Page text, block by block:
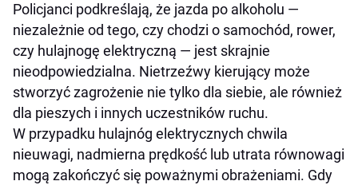
Policjanci podkreślają, że jazda po alkoholu —
niezależnie od tego, czy chodzi o samochód, rower,
czy hulajnogę elektryczną — jest skrajnie
nieodpowiedzialna. Nietrzeźwy kierujący może
stworzyć zagrożenie nie tylko dla siebie, ale również
dla pieszych i innych uczestników ruchu.
W przypadku hulajnóg elektrycznych chwila
nieuwagi, nadmierna prędkość lub utrata równowagi
mogą zakończyć się poważnymi obrażeniami. Gdy